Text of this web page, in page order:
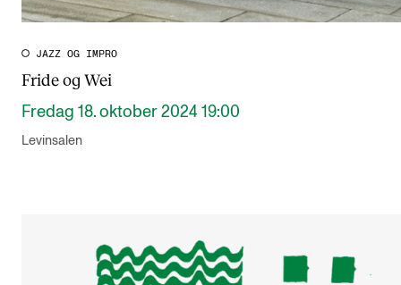
JAZZ OG IMPRO
Fride og Wei
Fredag 18. oktober 2024 19:00
Levinsalen